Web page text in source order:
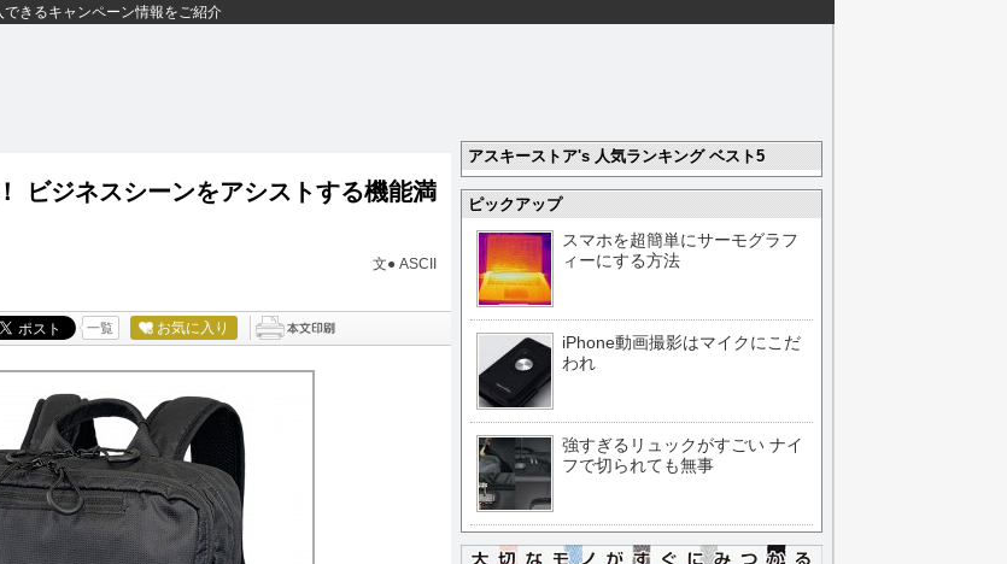
きるキャンペーン情報をご紹介
ビジネスシーンをアシストする機能満
文● ASCII
一覧 お気に入り
アスキーストア's 人気ランキング ベスト5
ピックアップ
スマホを超簡単にサーモグラフ
ィーにする方法
iPhone動画撮影はマイクにこだ
われ
強すぎるリュックがすごい ナイ
フで切られても無事